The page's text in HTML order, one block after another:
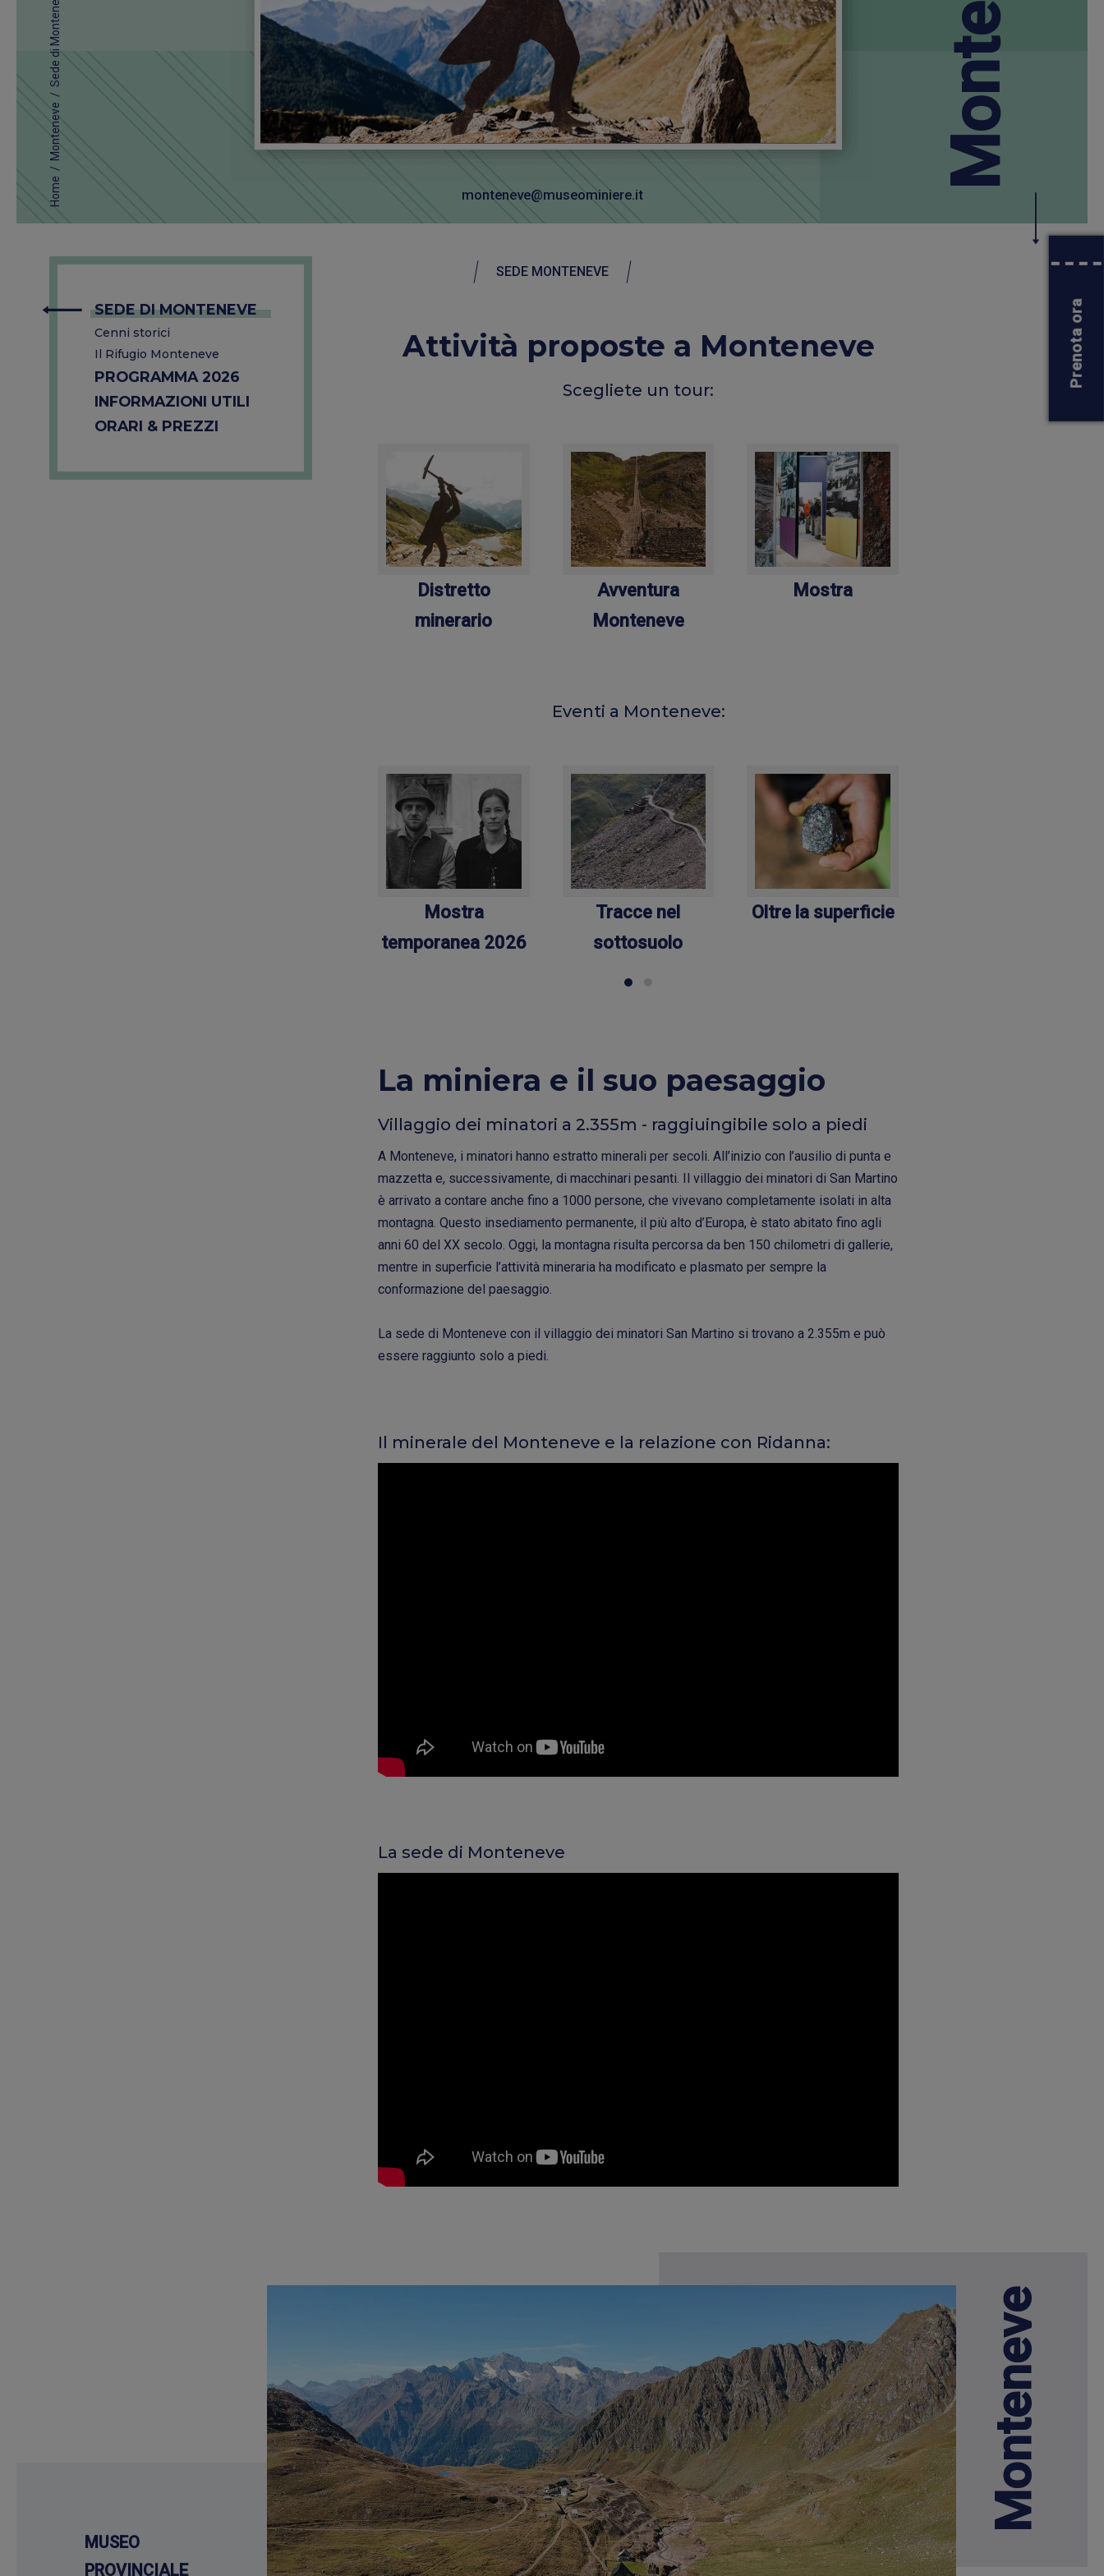
Home
/
Monteneve
/
Sede di Monteneve
monteneve@museominiere.it
SEDE DI MONTENEVE
Cenni storici
Il Rifugio Monteneve
PROGRAMMA 2026
INFORMAZIONI UTILI
ORARI & PREZZI
SEDE MONTENEVE
Attività proposte a Monteneve
Scegliete un tour:
Distretto
minerario
Avventura
Monteneve
Mostra
Eventi a Monteneve:
Mostra
temporanea 2026
Tracce nel
sottosuolo
Oltre la superficie
La miniera e il suo paesaggio
Villaggio dei minatori a 2.355m - raggiuingibile solo a piedi
A Monteneve, i minatori hanno estratto minerali per secoli. All’inizio con l’ausilio di punta e
mazzetta e, successivamente, di macchinari pesanti. Il villaggio dei minatori di San Martino
è arrivato a contare anche fino a 1000 persone, che vivevano completamente isolati in alta
montagna. Questo insediamento permanente, il più alto d’Europa, è stato abitato fino agli
anni 60 del XX secolo. Oggi, la montagna risulta percorsa da ben 150 chilometri di gallerie,
mentre in superficie l’attività mineraria ha modificato e plasmato per sempre la
conformazione del paesaggio.
La sede di Monteneve con il villaggio dei minatori San Martino si trovano a 2.355m e può
essere raggiunto solo a piedi.
Il minerale del Monteneve e la relazione con Ridanna:
La sede di Monteneve
MUSEO
PROVINCIALE
Monteneve
Prenota ora